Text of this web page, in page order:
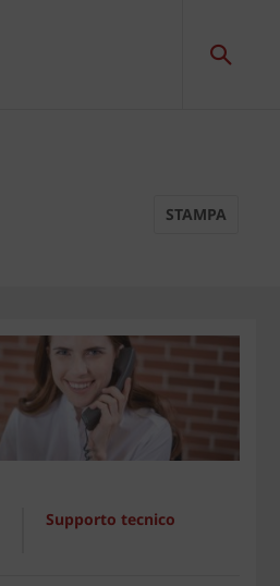
STAMPA
Supporto tecnico